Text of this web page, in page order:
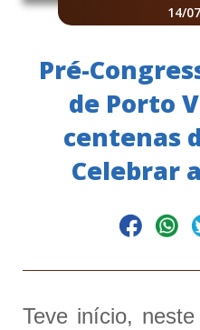
14/
Pré-
de Porto
centenas
Celebrar
Teve início,